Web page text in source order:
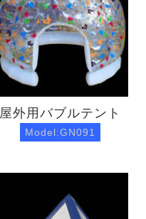
屋外用バブルテント
Model:GN091